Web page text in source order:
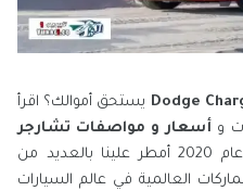
Dodge يستحق أموالك؟ اقرأ
و أسعار و مواصفات تشارجر
والإجابة علي هذا السؤال ، عام 2020 أمطر علينا بالعديد من
العالمية في عالم السيارات